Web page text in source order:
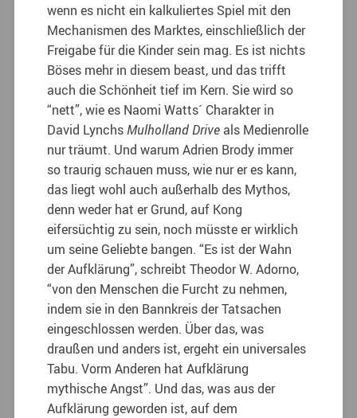
wenn es nicht ein kalkuliertes Spiel mit den
Mechanismen des Marktes, einschließlich der
Freigabe für die Kinder sein mag. Es ist nichts
Böses mehr in diesem beast, und das trifft
auch die Schönheit tief im Kern. Sie wird so
“nett”, wie es Naomi Watts´ Charakter in
David LynchsMulholland Drive als Medienrolle
nur träumt. Und warum Adrien Brody immer
so traurig schauen muss, wie nur er es kann,
das liegt wohl auch außerhalb des Mythos,
denn weder hat er Grund, auf Kong
eifersüchtig zu sein, noch müsste er wirklich
um seine Geliebte bangen. “Es ist der Wahn
der Aufklärung”, schreibt Theodor W. Adorno,
“von den Menschen die Furcht zu nehmen,
indem sie in den Bannkreis der Tatsachen
eingeschlossen werden. Über das, was
draußen und anders ist, ergeht ein universales
Tabu. Vorm Anderen hat Aufklärung
mythische Angst”. Und das, was aus der
Aufklärung geworden ist, auf dem